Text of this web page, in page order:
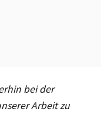
bei der
Arbeit zu